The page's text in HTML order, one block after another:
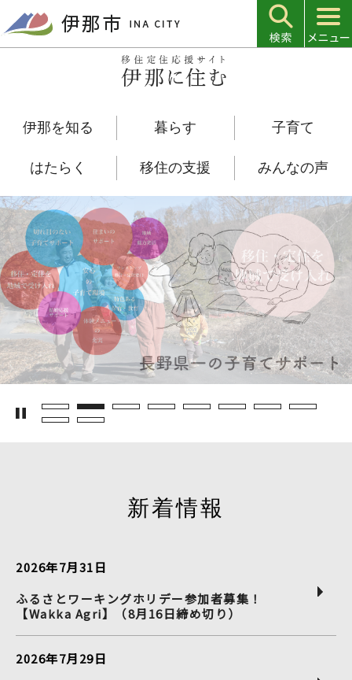
の
ペ
伊那を知る 暮らす 子育て
はたらく 移住の支援 みんなの声
新着情報
2026年7月31日
ふるさとワーキングホリデー参加者募集！
【Wakka Agri】（8月16日締め切り）
2026年7月29日